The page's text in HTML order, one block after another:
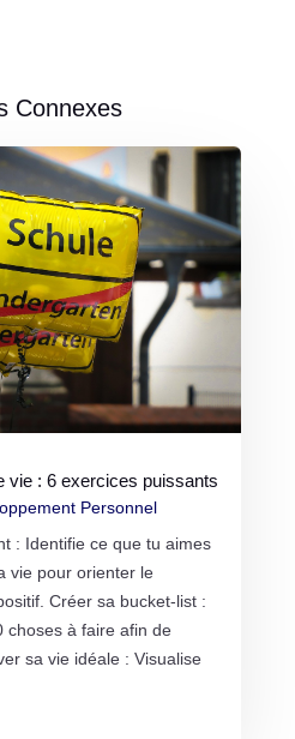
Connexes
vie : 6 exercices puissants
Personnel
: Identifie ce que tu aimes
vie pour orienter le
Créer sa bucket-list :
choses à faire afin de
sa vie idéale : Visualise